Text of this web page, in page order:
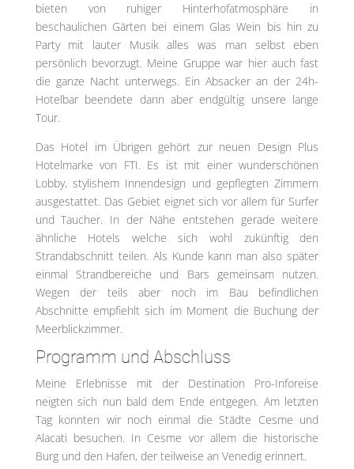
bieten von ruhiger Hinterhofatmosphäre in
beschaulichen Gärten bei einem Glas Wein bis hin zu
Party mit lauter Musik alles was man selbst eben
persönlich bevorzugt. Meine Gruppe war hier auch fast
die ganze Nacht unterwegs. Ein Absacker an der 24h-
Hotelbar beendete dann aber endgültig unsere lange
Tour.
Das Hotel im Übrigen gehört zur neuen Design Plus
Hotelmarke von FTI. Es ist mit einer wunderschönen
Lobby, stylishem Innendesign und gepflegten Zimmern
ausgestattet. Das Gebiet eignet sich vor allem für Surfer
und Taucher. In der Nähe entstehen gerade weitere
ähnliche Hotels welche sich wohl zukünftig den
Strandabschnitt teilen. Als Kunde kann man also später
einmal Strandbereiche und Bars gemeinsam nutzen.
Wegen der teils aber noch im Bau befindlichen
Abschnitte empfiehlt sich im Moment die Buchung der
Meerblickzimmer.
Programm und Abschluss
Meine Erlebnisse mit der Destination Pro-Inforeise
neigten sich nun bald dem Ende entgegen. Am letzten
Tag konnten wir noch einmal die Städte Cesme und
Alacati besuchen. In Cesme vor allem die historische
Burg und den Hafen, der teilweise an Venedig erinnert.